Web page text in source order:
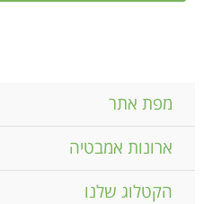
מפת אתר
ארונות אמבטיה
הקטלוג שלנו